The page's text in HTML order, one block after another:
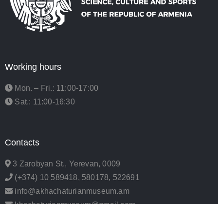
Working hours
Mon. – Fri.: 11:00-17:00
Sat.: 11:00-16:30
Contacts
3 Zarobyan St., Yerevan, 0009
(+374) 10 589418, 580178, 522691
info@akhachaturianmuseum.am